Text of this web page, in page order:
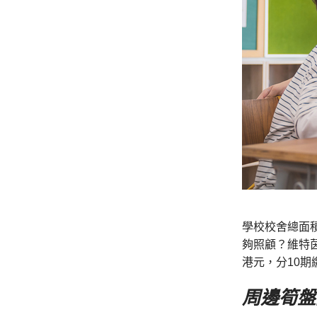
學校校舍總面
夠照顧？維特
港元，分10期
周邊筍